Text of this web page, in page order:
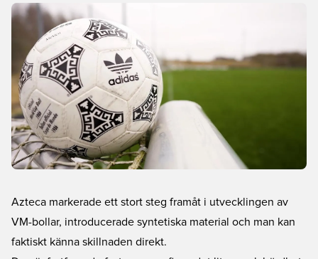
Azteca markerade ett stort steg framåt i utvecklingen av
VM-bollar, introducerade syntetiska material och man kan
faktiskt känna skillnaden direkt.